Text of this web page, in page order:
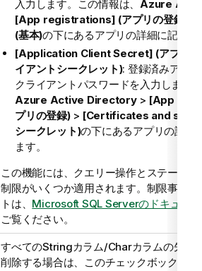
入力します。この情報は、 Azure
[App registrations] (アプリの登録)
(基本)の下にあるアプリの詳細に記載
[Application Client Secret] (アプリケ
イアントシークレット): 登録済みアプ
クライアントパスワードを入力します
Azure Active Directory> [App
プリの登録)> [Certificates and
シークレット)の下にあるアプリの詳細
ます。
この機能には、クエリー操作とステート
制限がいくつか適用されます。制限事項
トは、 Microsoft SQL Serverのドキュメ
ご覧ください。
すべてのStringカラム/Charカラムの先頭
削除する場合は、このチェックボックス